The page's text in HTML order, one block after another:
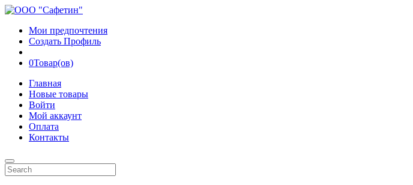
Мои предпочтения
Создать Профиль
0Товар(ов)
Главная
Новые товары
Войти
Мой аккаунт
Оплата
Контакты